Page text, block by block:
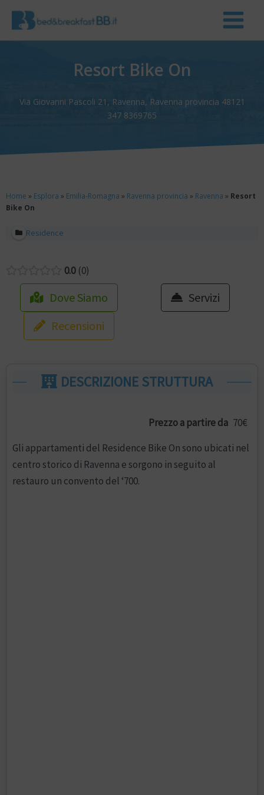
Resort Bike On
Via Giovanni Pascoli 21, Ravenna, Ravenna provincia 48121
347 8369765
Home » Esplora » Emilia-Romagna » Ravenna provincia » Ravenna » Resort
Bike On
Residence
0.0 0
Dove Siamo
Servizi
Recensioni
DESCRIZIONE STRUTTURA
Prezzo a partire da 70€
Gli appartamenti del Residence Bike On sono ubicati nel
centro storico di Ravenna e sorgono in seguito al
restauro un convento del ‘700.